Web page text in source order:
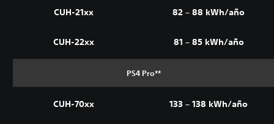
CUH-21xx
CUH-22xx
82 – 88 kWh/año
81 – 85 kWh/año
PS4 Pro**
CUH-70xx 133 – 138 kWh/año